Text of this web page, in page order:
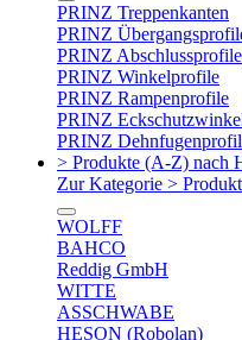
PRINZ Treppenkanten
PRINZ
PRINZ Abschlussprofile
PRINZ Winkelprofile
PRINZ Rampenprofile
PRINZ
PRINZ
> Produkte (A-Z) nach
Zur Kategorie >
WOLFF
BAHCO
Reddig GmbH
WITTE
ASSCHWABE
HESON (Robolan)